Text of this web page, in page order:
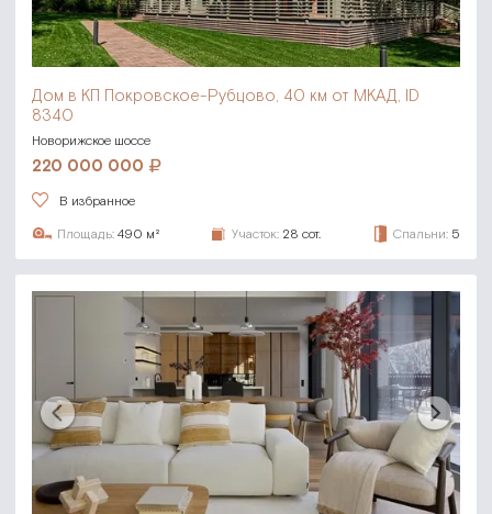
Дом в КП Покровское-Рубцово, 40 км от МКАД, ID
8340
Новорижское шоссе
220 000 000
В избранное
Площадь: 490 м² Участок: 28 сот. Спальни: 5